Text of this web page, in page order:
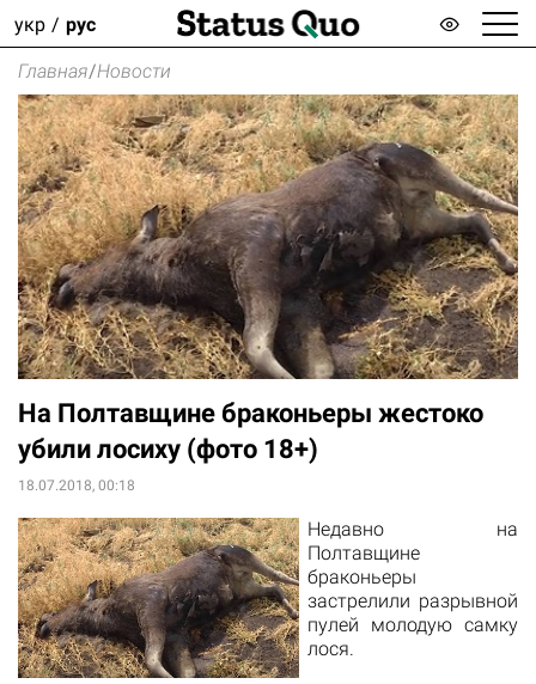
укр рус
Главная/Новости
На Полтавщине браконьеры жестоко
убили лосиху (фото 18+)
18.07.2018, 00:18
Недавно на
Полтавщине
браконьеры
застрелили разрывной
пулей молодую самку
лося.